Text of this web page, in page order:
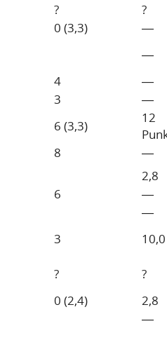
?
?
0 (3,3)
―
―
4
―
3
―
6 (3,3)
12
8
―
2,8
6
―
―
3
10,0
?
?
0 (2,4)
2,8
―